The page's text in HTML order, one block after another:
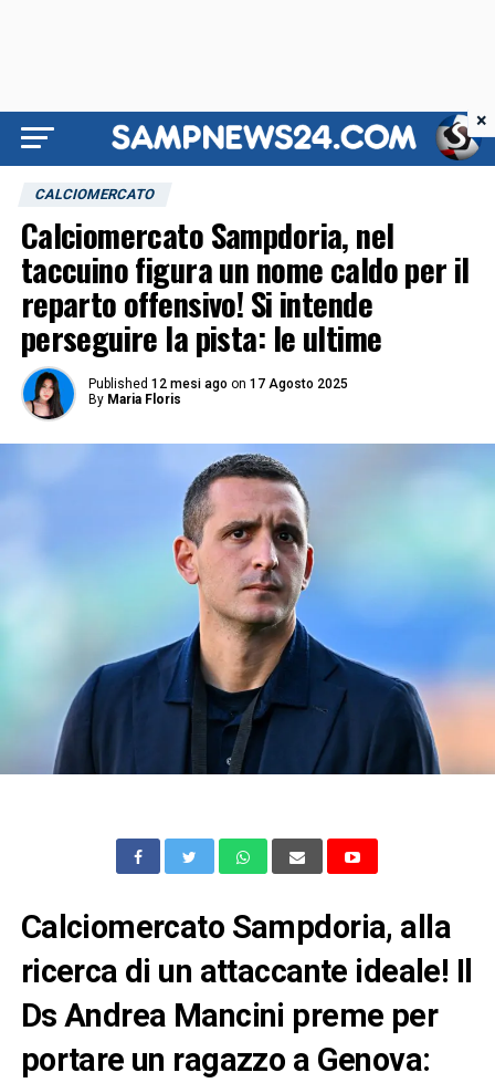
CALCIOMERCATO
Calciomercato Sampdoria, nel
taccuino figura un nome caldo per il
reparto offensivo! Si intende
perseguire la pista: le ultime
Published 12 mesi ago on 17 Agosto 2025
By Maria Floris
Calciomercato Sampdoria, alla
ricerca di un attaccante ideale! Il
Ds Andrea Mancini preme per
portare un ragazzo a Genova:
×